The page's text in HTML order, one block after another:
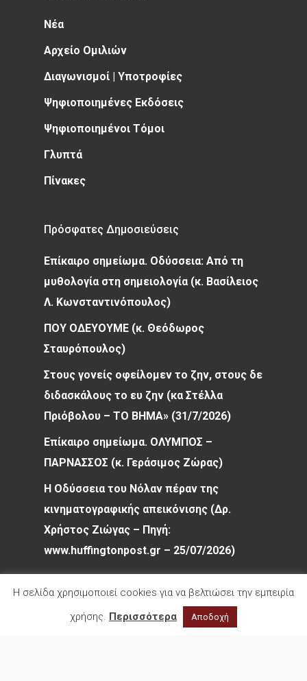
Νέα
Αρχείο Ομιλιών
Διαγωνισμοί | Υποτροφίες
Ψηφιοποιημένες Εκδόσεις
Ψηφιοποιημένοι Τόμοι
Γλυπτά
Πίνακες
Πρόσφατες Δημοσιεύσεις
Επίκαιρο σημείωμα. Οδύσσεια: Από τη
μυθολογία στη σημειολογία (κ. Βασίλειος
Λ. Κωνσταντινόπουλος)
ΠΟΥ ΟΔΕΥΟΥΜΕ (κ. Θεόδωρος
Σταυρόπουλος)
Στους γονείς οφείλομεν το ζην, στους δε
διδασκάλους το ευ ζην (κα Στέλλα
Πριόβολου – ΤΟ ΒΗΜΑ» (31/7/2026)
Επίκαιρο σημείωμα. ΟΛΥΜΠΟΣ –
ΠΑΡΝΑΣΣΟΣ (κ. Γεράσιμος Ζώρας)
Η Οδύσσεια του Νόλαν πέραν της
κινηματογραφικής απεικόνισης (Δρ.
Χρήστος Ζιώγας – Πηγή:
www.huffingtonpost.gr – 25/07/2026)
© 2026 Φιλολογικός Σύλλογος Παρνασσός. All
Η σελίδα χρησιμοποιεί cookies για να βελτιώσει την εμπειρία
χρήσης. Περισσότερα Αποδοχή